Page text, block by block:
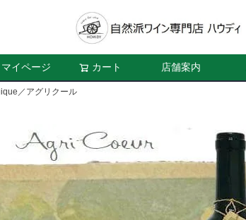
マイページ カート 店舗案内
／アグリクール